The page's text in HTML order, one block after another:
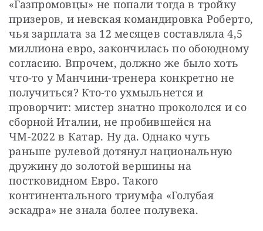
«Газпромовцы» не попали тогда в тройку
призеров, и невская командировка Роберто,
чья зарплата за 12 месяцев составляла 4,5
миллиона евро, закончилась по обоюдному
согласию. Впрочем, должно же было хоть
что-то у Манчини-тренера конкретно не
получиться? Кто-то ухмыльнется и
проворчит: мистер знатно прокололся и со
сборной Италии, не пробившейся на
ЧМ-2022 в Катар. Ну да. Однако чуть
раньше рулевой дотянул национальную
дружину до золотой вершины на
постковидном Евро. Такого
континентального триумфа «Голубая
эскадра» не знала более полувека.